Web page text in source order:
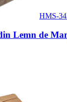
HMS-
Lemn de